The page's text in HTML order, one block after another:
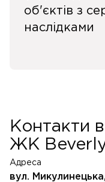
об'єктів з
наслідками
Контакти
ЖК
Адреса
вул. Микулинецька,